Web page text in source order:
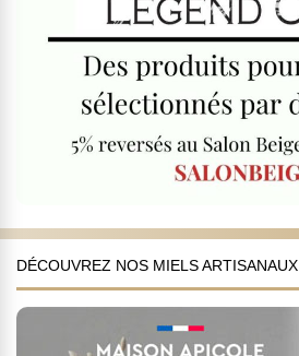
DÉCOUVREZ NOS MIELS ARTISANAUX